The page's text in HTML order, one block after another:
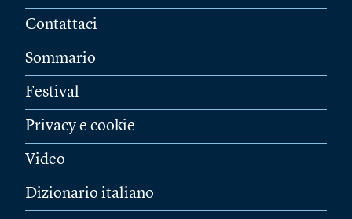
Contattaci
Sommario
Festival
Privacy e cookie
Video
Dizionario italiano